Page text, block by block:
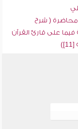
( شرح
فيما على قارئ القرآن